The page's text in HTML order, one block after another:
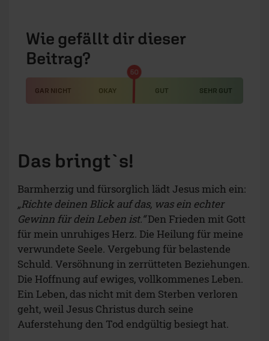
Wie gefällt dir dieser
Beitrag?
GAR NICHT OKAY GUT SEHR GUT
50
Das bringt`s!
Barmherzig und fürsorglich lädt Jesus mich ein:
„Richte deinen Blick auf das, was ein echter
Gewinn für dein Leben ist.“Den Frieden mit Gott
für mein unruhiges Herz. Die Heilung für meine
verwundete Seele. Vergebung für belastende
Schuld. Versöhnung in zerrütteten Beziehungen.
Die Hoffnung auf ewiges, vollkommenes Leben.
Ein Leben, das nicht mit dem Sterben verloren
geht, weil Jesus Christus durch seine
Auferstehung den Tod endgültig besiegt hat.